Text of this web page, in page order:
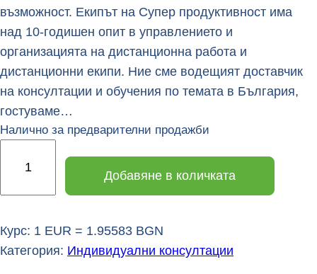
възможност. Екипът на Супер продуктивност има
над 10-годишен опит в управлението и
организацията на дистанционна работа и
дистанционни екипи. Ние сме водещият доставчик
на консултации и обучения по темата в България,
гостуваме…
Налично за предварителни продажби
ч
е
Добавяне в количката
Курс: 1 EUR = 1.95583 BGN
Категория: Индивидуални консултации